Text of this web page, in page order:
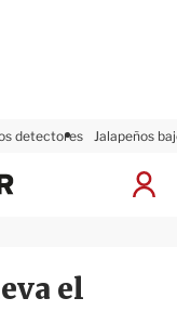
detectores Jalapeños
I
x
i
el